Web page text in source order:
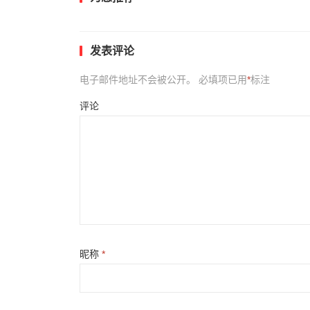
发表评论
电子邮件地址不会被公开。 必填项已用*标注
评论
昵称 *